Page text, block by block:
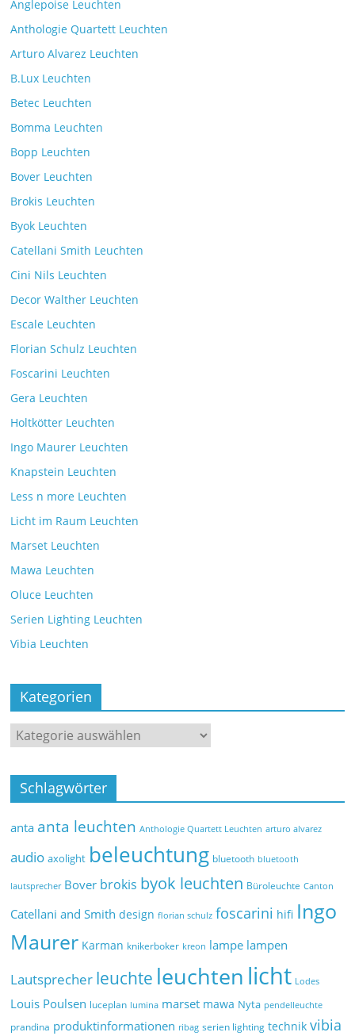
7. Juli 2025
Herstellers Brokis
26. Juli 2025
Anglepoise Leuchten
Anthologie Quartett Leuchten
Arturo Alvarez Leuchten
B.Lux Leuchten
Betec Leuchten
Bomma Leuchten
Bopp Leuchten
Bover Leuchten
Brokis Leuchten
Byok Leuchten
Catellani Smith Leuchten
Cini Nils Leuchten
Decor Walther Leuchten
Escale Leuchten
Florian Schulz Leuchten
Foscarini Leuchten
Gera Leuchten
Holtkötter Leuchten
Ingo Maurer Leuchten
Knapstein Leuchten
Less n more Leuchten
Licht im Raum Leuchten
Marset Leuchten
Mawa Leuchten
Oluce Leuchten
Serien Lighting Leuchten
Vibia Leuchten
Kategorien
Schlagwörter
anta anta leuchten Anthologie Quartett Leuchten arturo alvarez
audio axolight beleuchtung bluetooth bluetooth
lautsprecher Bover brokis byok leuchten Büroleuchte Canton
Catellani and Smith design florian schulz foscarini hifi Ingo
Maurer Karman knikerboker kreon lampe lampen
Lautsprecher leuchte leuchten licht Lodes
Louis Poulsen luceplan lumina marset mawa Nyta pendelleuchte
prandina produktinformationen ribag serien lighting technik vibia